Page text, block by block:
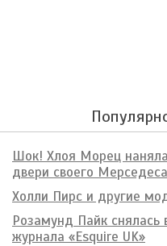
Шок! Хлоя Морец
двери своего Мерседеса
Холли Пирс и другие
Розамунд Пайк
журнала «Esquire UK»